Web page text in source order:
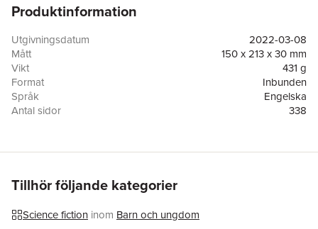
Produktinformation
Utgivningsdatum
2022-03-08
Mått
150 x 213 x 30 mm
Vikt
431 g
Format
Inbunden
Språk
Engelska
Antal sidor
338
Tillhör följande kategorier
Science fiction inom Barn och ungdom